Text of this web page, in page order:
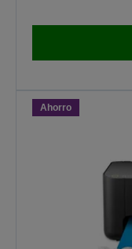
Ahorro